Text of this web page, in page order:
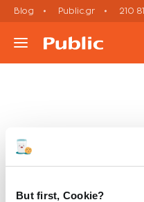
But first, Cookie?
Blog Public.gr 210
Μεταχειρισμένες